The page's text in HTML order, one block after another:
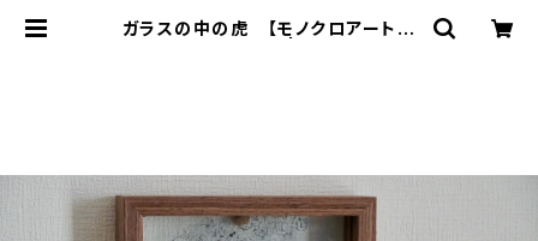
ガラスの中の虎 【モノクロアート